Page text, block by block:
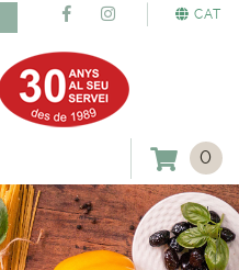
CAT
0